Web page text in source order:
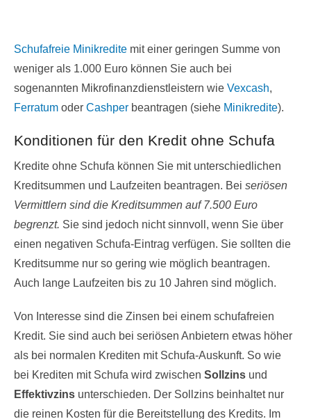
Schufafreie Minikredite mit einer geringen Summe von
weniger als 1.000 Euro können Sie auch bei
sogenannten Mikrofinanzdienstleistern wie Vexcash,
Ferratum oder Cashper beantragen (siehe Minikredite).
Konditionen für den Kredit ohne Schufa
Kredite ohne Schufa können Sie mit unterschiedlichen
Kreditsummen und Laufzeiten beantragen. Bei seriösen
Vermittlern sind die Kreditsummen auf 7.500 Euro
begrenzt. Sie sind jedoch nicht sinnvoll, wenn Sie über
einen negativen Schufa-Eintrag verfügen. Sie sollten die
Kreditsumme nur so gering wie möglich beantragen.
Auch lange Laufzeiten bis zu 10 Jahren sind möglich.
Von Interesse sind die Zinsen bei einem schufafreien
Kredit. Sie sind auch bei seriösen Anbietern etwas höher
als bei normalen Krediten mit Schufa-Auskunft. So wie
bei Krediten mit Schufa wird zwischen Sollzins und
Effektivzins unterschieden. Der Sollzins beinhaltet nur
die reinen Kosten für die Bereitstellung des Kredits. Im